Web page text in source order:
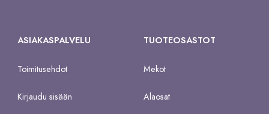
ASIAKASPALVELU
Toimitusehdot
Kirjaudu sisään
TUOTEOSASTOT
Mekot
Alaosat